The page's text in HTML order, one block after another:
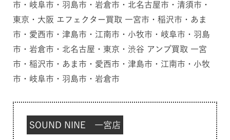
市・岐阜市・羽島市・岩倉市・北名古屋市・清須市・
東京・大阪 エフェクター買取 一宮市・稲沢市・あま
市・愛西市・津島市・江南市・小牧市・岐阜市・羽島
市・岩倉市・北名古屋・東京・渋谷 アンプ買取 一宮
市・稲沢市・あま市・愛西市・津島市・江南市・小牧
市・岐阜市・羽島市・岩倉市
SOUND NINE 一宮店